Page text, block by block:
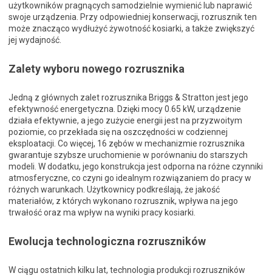
użytkowników pragnących samodzielnie wymienić lub naprawić
swoje urządzenia. Przy odpowiedniej konserwacji, rozrusznik ten
może znacząco wydłużyć żywotność kosiarki, a także zwiększyć
jej wydajność.
Zalety wyboru nowego rozrusznika
Jedną z głównych zalet rozrusznika Briggs & Stratton jest jego
efektywność energetyczna. Dzięki mocy 0.65 kW, urządzenie
działa efektywnie, a jego zużycie energii jest na przyzwoitym
poziomie, co przekłada się na oszczędności w codziennej
eksploatacji. Co więcej, 16 zębów w mechanizmie rozrusznika
gwarantuje szybsze uruchomienie w porównaniu do starszych
modeli. W dodatku, jego konstrukcja jest odporna na różne czynniki
atmosferyczne, co czyni go idealnym rozwiązaniem do pracy w
różnych warunkach. Użytkownicy podkreślają, że jakość
materiałów, z których wykonano rozrusznik, wpływa na jego
trwałość oraz ma wpływ na wyniki pracy kosiarki.
Ewolucja technologiczna rozruszników
W ciągu ostatnich kilku lat, technologia produkcji rozruszników